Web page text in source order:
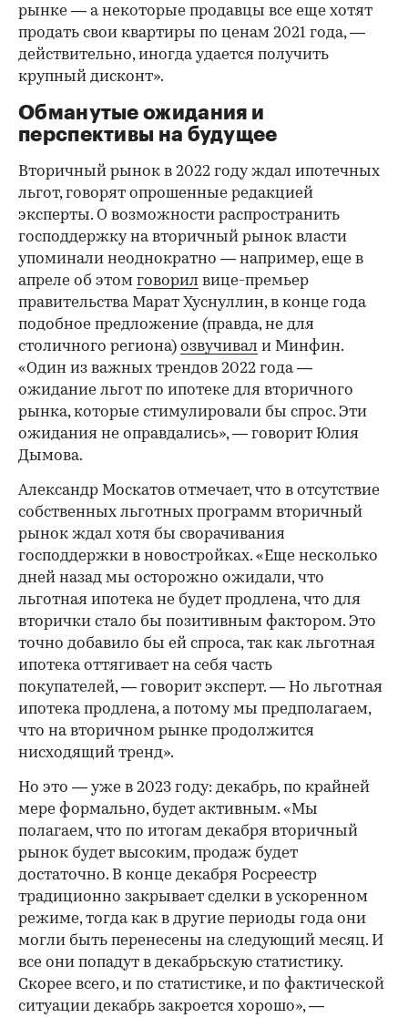
рынке — а некоторые продавцы все еще хотят
продать свои квартиры по ценам 2021 года, —
действительно, иногда удается получить
крупный дисконт».
Обманутые ожидания и
перспективы на будущее
Вторичный рынок в 2022 году ждал ипотечных
льгот, говорят опрошенные редакцией
эксперты. О возможности распространить
господдержку на вторичный рынок власти
упоминали неоднократно — например, еще в
апреле об этом говорил вице-премьер
правительства Марат Хуснуллин, в конце года
подобное предложение (правда, не для
столичного региона) озвучивал и Минфин.
«Один из важных трендов 2022 года —
ожидание льгот по ипотеке для вторичного
рынка, которые стимулировали бы спрос. Эти
ожидания не оправдались», — говорит Юлия
Дымова.
Александр Москатов отмечает, что в отсутствие
собственных льготных программ вторичный
рынок ждал хотя бы сворачивания
господдержки в новостройках. «Еще несколько
дней назад мы осторожно ожидали, что
льготная ипотека не будет продлена, что для
вторички стало бы позитивным фактором. Это
точно добавило бы ей спроса, так как льготная
ипотека оттягивает на себя часть
покупателей, — говорит эксперт. — Но льготная
ипотека продлена, а потому мы предполагаем,
что на вторичном рынке продолжится
нисходящий тренд».
Но это — уже в 2023 году: декабрь, по крайней
мере формально, будет активным. «Мы
полагаем, что по итогам декабря вторичный
рынок будет высоким, продаж будет
достаточно. В конце декабря Росреестр
традиционно закрывает сделки в ускоренном
режиме, тогда как в другие периоды года они
могли быть перенесены на следующий месяц. И
все они попадут в декабрьскую статистику.
Скорее всего, и по статистике, и по фактической
ситуации декабрь закроется хорошо», —